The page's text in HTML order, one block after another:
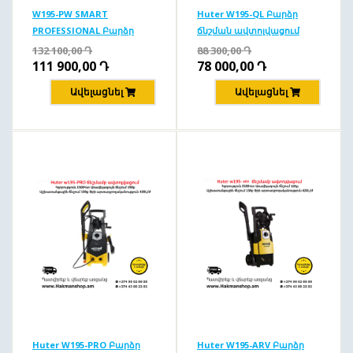
W195-PW SMART
PROFESSIONAL Բարձր
ճնշման ավտոլվացում
195բ/2500վտ
132 100,00Դ
111 900,00Դ
Ավելացնել
Huter W195-QL Բարձր
ճնշման ավտոլվացում
195բ/2500Վտ
88 300,00Դ
78 000,00Դ
Ավելացնել
Huter W195-PRO Բարձր Huter W195-ARV Բարձր